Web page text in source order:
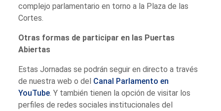
complejo parlamentario en torno a la Plaza de las
Cortes.
Otras formas de participar en las Puertas
Abiertas
Estas Jornadas se podrán seguir en directo a través
de nuestra web o del Canal Parlamento en
YouTube . Y también tienen la opción de visitar los
perfiles de redes sociales institucionales del